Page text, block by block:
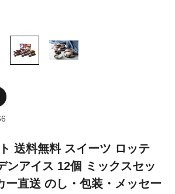
送料無料 スイーツ ロッテ
ンアイス 12個 ミックスセッ
ー直送 のし・包装・メッセー